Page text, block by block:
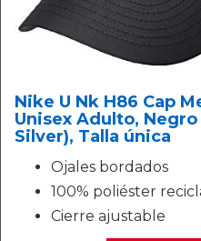
Nike U Nk H86 Cap
Unisex Adulto,
Silver), Talla única
Ojales bordados
100% poliéster
Cierre ajustable